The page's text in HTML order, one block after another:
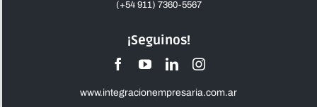
¡Seguinos!
www.integracionempresaria.com.ar
(+54 911) 7360-5567